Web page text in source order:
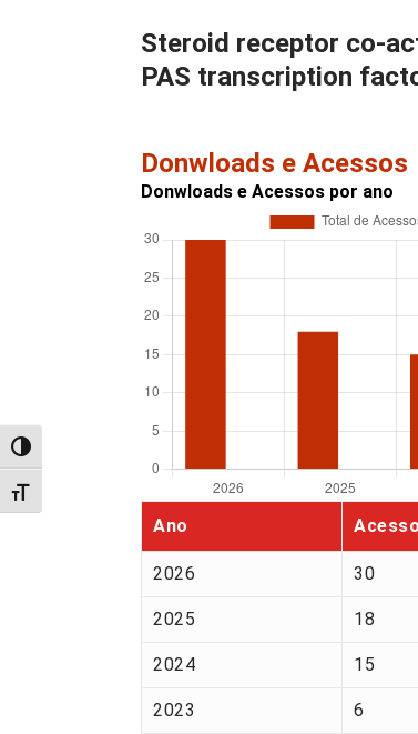
Alternar alto contraste
Alternar tamanho da fonte
Steroid receptor co-
PAS transcription
Donwloads e Acessos
Donwloads e Acessos por ano
Ano
2026 30
2025 18
2024 15
2023 6